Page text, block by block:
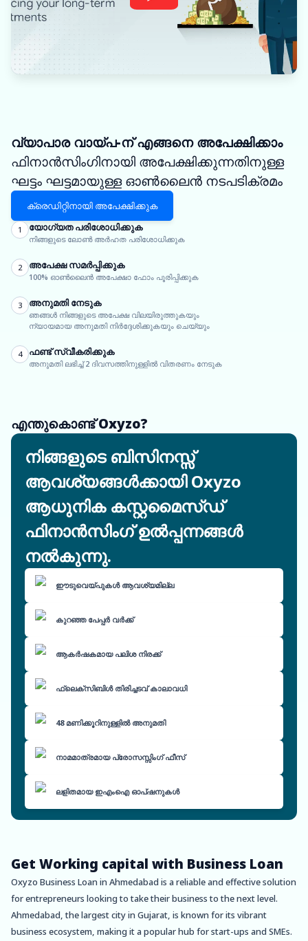
വ്യാപാര വായ്പ-ന് എങ്ങനെ അപേക്ഷിക്കാം
ഫിനാൻസിംഗിനായി അപേക്ഷിക്കുന്നതിനുള്ള
ഘട്ടം ഘട്ടമായുള്ള ഓൺലൈൻ നടപടിക്രമം
ക്രെഡിറ്റിനായി അപേക്ഷിക്കുക
1 യോഗ്യത പരിശോധിക്കുക
നിങ്ങളുടെ ലോൺ അർഹത പരിശോധിക്കുക
2 അപേക്ഷ സമർപ്പിക്കുക
100% ഓൺലൈൻ അപേക്ഷാ ഫോം പൂരിപ്പിക്കുക
3 അനുമതി നേടുക
ഞങ്ങൾ നിങ്ങളുടെ അപേക്ഷ വിലയിരുത്തുകയും
ന്യായമായ അനുമതി നിർദ്ദേശിക്കുകയും ചെയ്യും
4 ഫണ്ട് സ്വീകരിക്കുക
അനുമതി ലഭിച്ച് 2 ദിവസത്തിനുള്ളിൽ വിതരണം നേടുക
എന്തുകൊണ്ട് Oxyzo?
നിങ്ങളുടെ ബിസിനസ്സ്
ആവശ്യങ്ങൾക്കായി Oxyzo
ആധുനിക കസ്റ്റമൈസ്ഡ്
ഫിനാൻസിംഗ് ഉൽപ്പന്നങ്ങൾ
നൽകുന്നു.
ഈടുവെയ്പുകൾ ആവശ്യമില്ല
കുറഞ്ഞ പേപ്പർ വർക്ക്
ആകർഷകമായ പലിശ നിരക്ക്
ഫ്ലെക്സിബിൾ തിരിച്ചടവ് കാലാവധി
48 മണിക്കൂറിനുള്ളിൽ അനുമതി
നാമമാത്രമായ പ്രോസസ്സിംഗ് ഫീസ്
ലളിതമായ ഇഎംഐ ഓപ്ഷനുകൾ
Get Working capital with Business Loan
Oxyzo Business Loan in Ahmedabad is a reliable and effective solution
for entrepreneurs looking to take their business to the next level.
Ahmedabad, the largest city in Gujarat, is known for its vibrant
business ecosystem, making it a popular hub for start-ups and SMEs.